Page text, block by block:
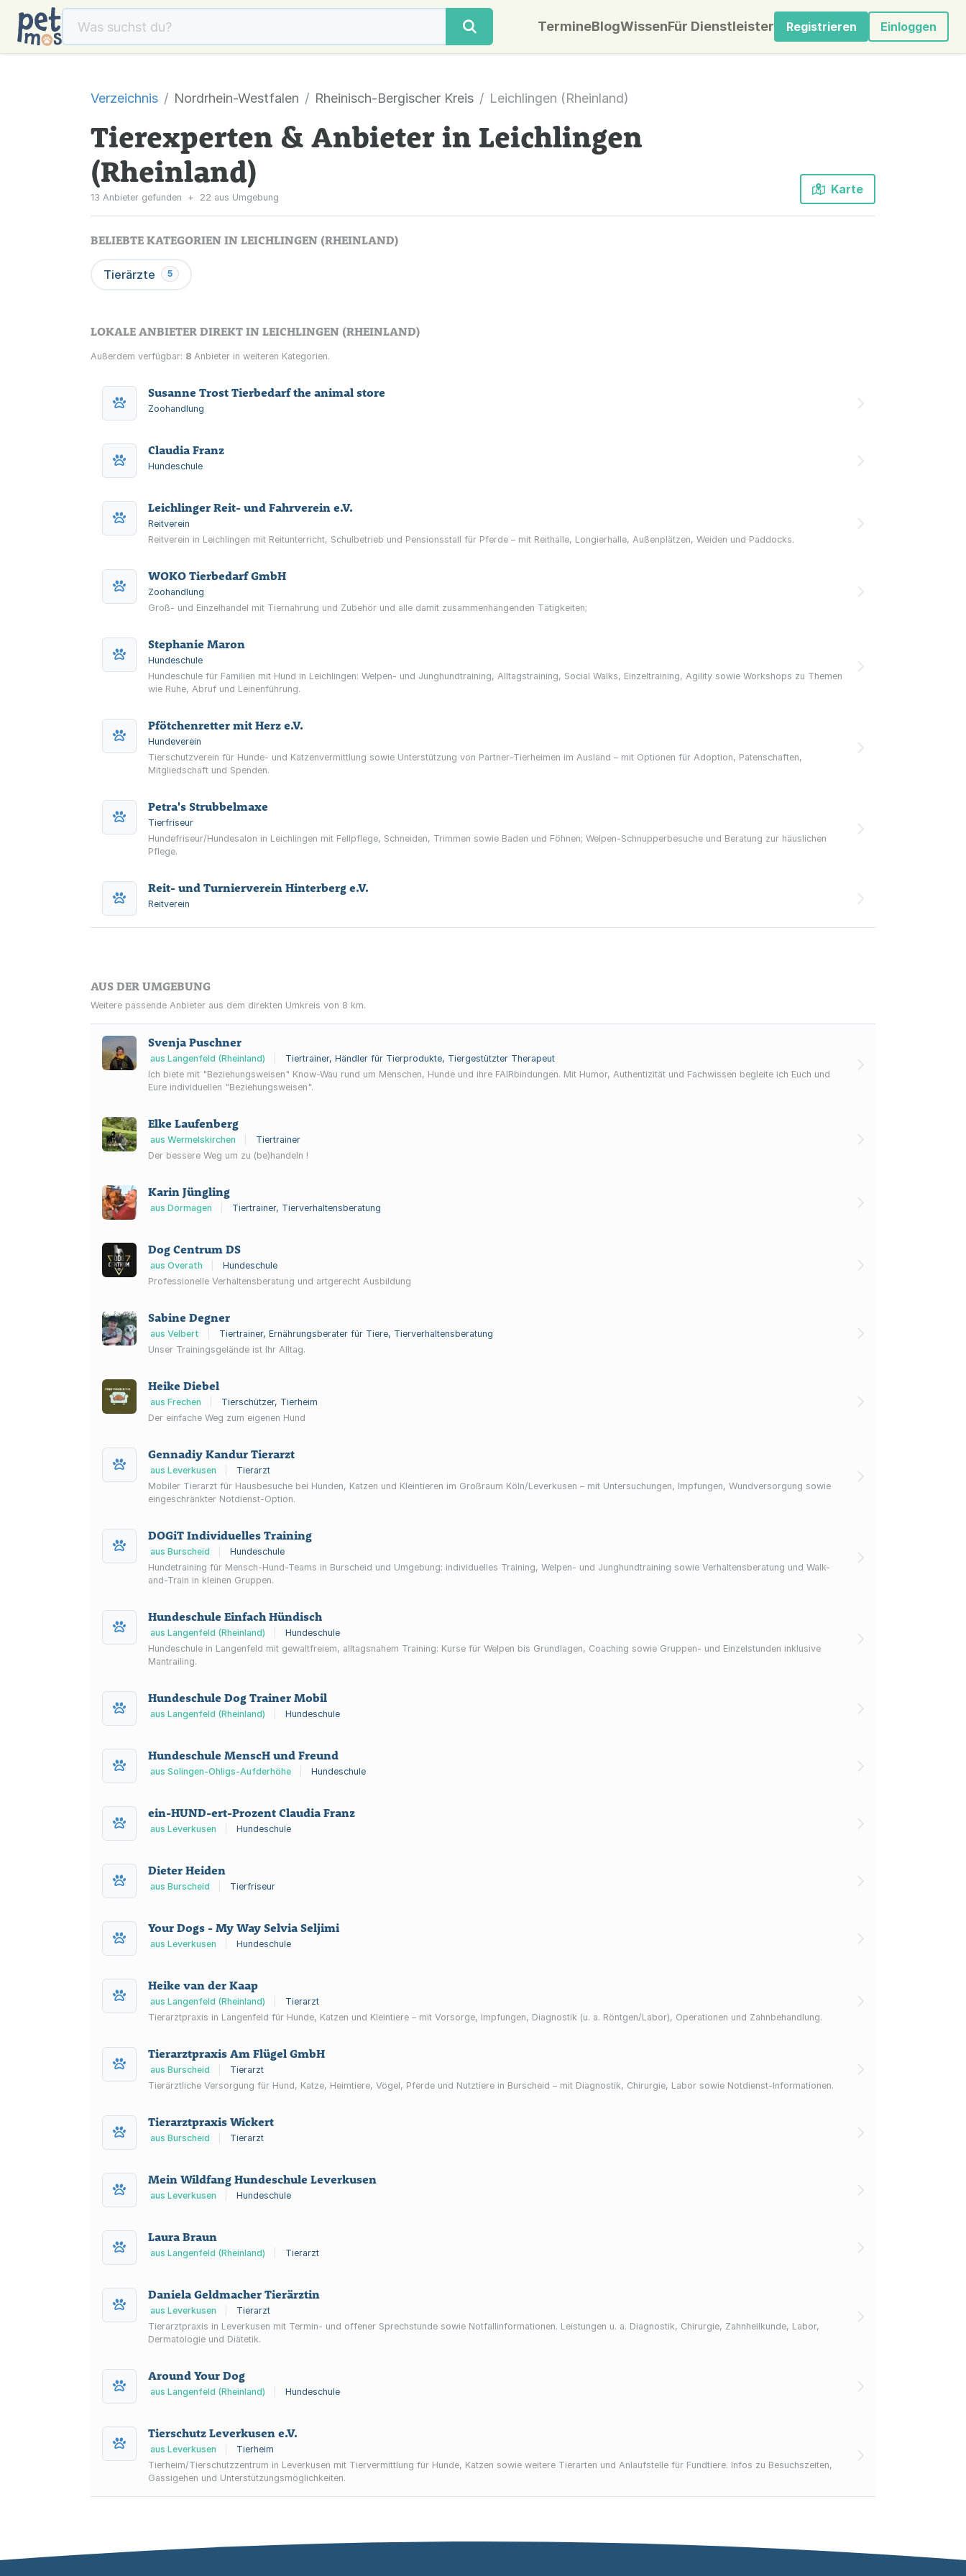
TermineBlogWissenFür Dienstleister Registrieren Einloggen
Verzeichnis Nordrhein-Westfalen Rheinisch-Bergischer Kreis Leichlingen (Rheinland)
Tierexperten & Anbieter in Leichlingen
(Rheinland)
13 Anbieter gefunden + 22 aus Umgebung
Karte
BELIEBTE KATEGORIEN IN LEICHLINGEN (RHEINLAND)
Tierärzte 5
LOKALE ANBIETER DIREKT IN LEICHLINGEN (RHEINLAND)
Außerdem verfügbar: 8 Anbieter in weiteren Kategorien.
Susanne Trost Tierbedarf the animal store
Zoohandlung
Claudia Franz
Hundeschule
Leichlinger Reit- und Fahrverein e.V.
Reitverein
Reitverein in Leichlingen mit Reitunterricht, Schulbetrieb und Pensionsstall für Pferde – mit Reithalle, Longierhalle, Außenplätzen, Weiden und Paddocks.
WOKO Tierbedarf GmbH
Zoohandlung
Groß- und Einzelhandel mit Tiernahrung und Zubehör und alle damit zusammenhängenden Tätigkeiten;
Stephanie Maron
Hundeschule
Hundeschule für Familien mit Hund in Leichlingen: Welpen- und Junghundtraining, Alltagstraining, Social Walks, Einzeltraining, Agility sowie Workshops zu Themen
wie Ruhe, Abruf und Leinenführung.
Pfötchenretter mit Herz e.V.
Hundeverein
Tierschutzverein für Hunde- und Katzenvermittlung sowie Unterstützung von Partner-Tierheimen im Ausland – mit Optionen für Adoption, Patenschaften,
Mitgliedschaft und Spenden.
Petra's Strubbelmaxe
Tierfriseur
Hundefriseur/Hundesalon in Leichlingen mit Fellpflege, Schneiden, Trimmen sowie Baden und Föhnen; Welpen-Schnupperbesuche und Beratung zur häuslichen
Pflege.
Reit- und Turnierverein Hinterberg e.V.
Reitverein
AUS DER UMGEBUNG
Weitere passende Anbieter aus dem direkten Umkreis von 8 km.
Svenja Puschner
aus Langenfeld (Rheinland)
Tiertrainer, Händler für Tierprodukte, Tiergestützter Therapeut
Ich biete mit "Beziehungsweisen" Know-Wau rund um Menschen, Hunde und ihre FAIRbindungen. Mit Humor, Authentizität und Fachwissen begleite ich Euch und
Eure individuellen "Beziehungsweisen".
Elke Laufenberg
aus Wermelskirchen
Tiertrainer
Der bessere Weg um zu (be)handeln !
Karin Jüngling
aus Dormagen Tiertrainer, Tierverhaltensberatung
Dog Centrum DS
aus Overath
Hundeschule
Professionelle Verhaltensberatung und artgerecht Ausbildung
Sabine Degner
aus Velbert
Tiertrainer, Ernährungsberater für Tiere, Tierverhaltensberatung
Unser Trainingsgelände ist Ihr Alltag.
Heike Diebel
aus Frechen
Tierschützer, Tierheim
Der einfache Weg zum eigenen Hund
Gennadiy Kandur Tierarzt
aus Leverkusen
Tierarzt
Mobiler Tierarzt für Hausbesuche bei Hunden, Katzen und Kleintieren im Großraum Köln/Leverkusen – mit Untersuchungen, Impfungen, Wundversorgung sowie
eingeschränkter Notdienst-Option.
DOGiT Individuelles Training
aus Burscheid
Hundeschule
Hundetraining für Mensch-Hund-Teams in Burscheid und Umgebung: individuelles Training, Welpen- und Junghundtraining sowie Verhaltensberatung und Walk-
and-Train in kleinen Gruppen.
Hundeschule Einfach Hündisch
aus Langenfeld (Rheinland)
Hundeschule
Hundeschule in Langenfeld mit gewaltfreiem, alltagsnahem Training: Kurse für Welpen bis Grundlagen, Coaching sowie Gruppen- und Einzelstunden inklusive
Mantrailing.
Hundeschule Dog Trainer Mobil
aus Langenfeld (Rheinland) Hundeschule
Hundeschule MenscH und Freund
aus Solingen-Ohligs-Aufderhöhe Hundeschule
ein-HUND-ert-Prozent Claudia Franz
aus Leverkusen Hundeschule
Dieter Heiden
aus Burscheid Tierfriseur
Your Dogs - My Way Selvia Seljimi
aus Leverkusen Hundeschule
Heike van der Kaap
aus Langenfeld (Rheinland)
Tierarzt
Tierarztpraxis in Langenfeld für Hunde, Katzen und Kleintiere – mit Vorsorge, Impfungen, Diagnostik (u. a. Röntgen/Labor), Operationen und Zahnbehandlung.
Tierarztpraxis Am Flügel GmbH
aus Burscheid
Tierarzt
Tierärztliche Versorgung für Hund, Katze, Heimtiere, Vögel, Pferde und Nutztiere in Burscheid – mit Diagnostik, Chirurgie, Labor sowie Notdienst-Informationen.
Tierarztpraxis Wickert
aus Burscheid Tierarzt
Mein Wildfang Hundeschule Leverkusen
aus Leverkusen Hundeschule
Laura Braun
aus Langenfeld (Rheinland) Tierarzt
Daniela Geldmacher Tierärztin
aus Leverkusen
Tierarzt
Tierarztpraxis in Leverkusen mit Termin- und offener Sprechstunde sowie Notfallinformationen. Leistungen u. a. Diagnostik, Chirurgie, Zahnheilkunde, Labor,
Dermatologie und Diätetik.
Around Your Dog
aus Langenfeld (Rheinland) Hundeschule
Tierschutz Leverkusen e.V.
aus Leverkusen
Tierheim
Tierheim/Tierschutzzentrum in Leverkusen mit Tiervermittlung für Hunde, Katzen sowie weitere Tierarten und Anlaufstelle für Fundtiere. Infos zu Besuchszeiten,
Gassigehen und Unterstützungsmöglichkeiten.